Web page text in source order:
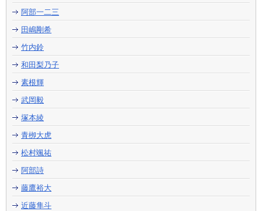
阿部一二三
田嶋剛希
竹内鈴
和田梨乃子
素根輝
武岡毅
塚本綾
青栁大虎
松村颯祐
阿部詩
藤鷹裕大
近藤隼斗